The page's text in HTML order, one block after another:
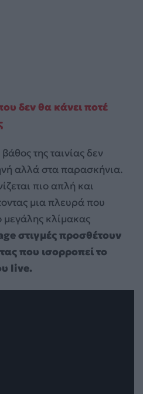
δεν θα κάνει ποτέ
της ταινίας δεν
αλλά στα παρασκήνια.
πιο απλή και
μια πλευρά που
μεγάλης κλίμακας
στιγμές προσθέτουν
που ισορροπεί το
live.